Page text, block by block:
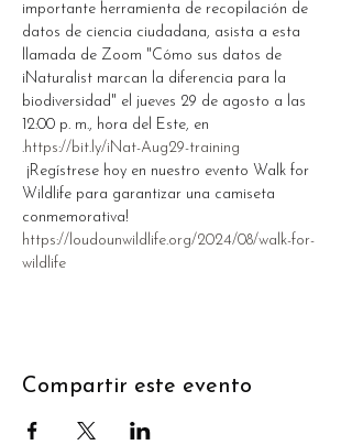
importante herramienta de recopilación de
datos de ciencia ciudadana, asista a esta
llamada de Zoom "Cómo sus datos de
iNaturalist marcan la diferencia para la
biodiversidad" el jueves 29 de agosto a las
12:00 p. m., hora del Este, en
.https://bit.ly/iNat-Aug29-training
Wildlife para garantizar una camiseta
conmemorativa!
https://loudounwildlife.org/2024/08/walk-for-
wildlife
Compartir este evento